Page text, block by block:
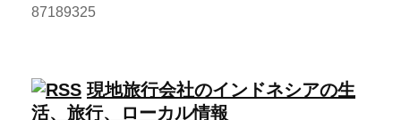
87189325
現地旅行会社のインドネシアの生
活、旅行、ローカル情報